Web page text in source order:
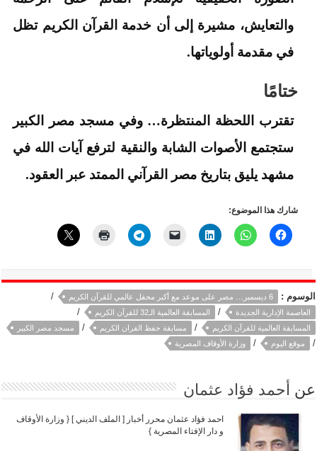
والتعايش، مشيرة إلى أن خدمة القرآن الكريم تظل
في مقدمة أولوياتها.
ختامًا
تقترب اللحظة المنتظرة… وفي مسجد مصر الكبير
ستجتمع الأصوات الشابة والنقية لترفع آيات الله في
مشهد يليق بتاريخ مصر القرآني الممتد عبر العقود.
شارك هذا الموضوع:
الوسوم : 6 ديسمبر… مصر على موعد مع أكبر محفل عالمي للقرآن الكريم /
العاصمة الإدارية الجديدة / المسابقة العالمية الـ32 للقرآن الكريم /
المسابقة العالمية للقرآن الكريم / مسابقة حفظ القران الكريم / مسجد مصر الكبير
/ موقع اليوم / وزارة الأوقاف المصرية
عن أحمد فؤاد عثمان
احمد فؤاد عثمان محرر أخبار [ الملف الديني ] { وزارة الأوقاف
و دار الإفتاء المصرية }